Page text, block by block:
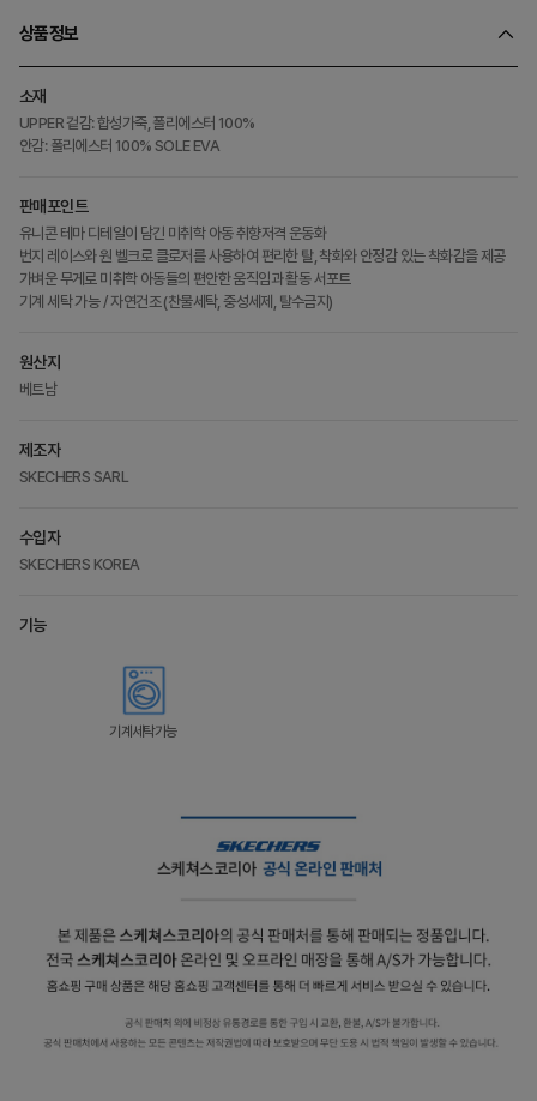
상품정보
소재
UPPER 겉감: 합성가죽, 폴리에스터 100%
안감: 폴리에스터 100% SOLE EVA
판매포인트
유니콘 테마 디테일이 담긴 미취학 아동 취향저격 운동화
번지 레이스와 원 벨크로 클로저를 사용하여 편리한 탈, 착화와 안정감 있는 착화감을 제공
가벼운 무게로 미취학 아동들의 편안한 움직임과 활동 서포트
기계 세탁 가능 / 자연건조 (찬물세탁, 중성세제, 탈수금지)
원산지
베트남
제조자
SKECHERS SARL
수입자
SKECHERS KOREA
기능
기계세탁가능